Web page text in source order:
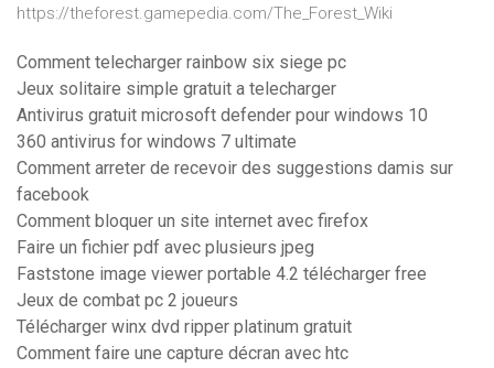
https://theforest.gamepedia.com/The_Forest_Wiki
Comment telecharger rainbow six siege pc
Jeux solitaire simple gratuit a telecharger
Antivirus gratuit microsoft defender pour windows 10
360 antivirus for windows 7 ultimate
Comment arreter de recevoir des suggestions damis sur
facebook
Comment bloquer un site internet avec firefox
Faire un fichier pdf avec plusieurs jpeg
Faststone image viewer portable 4.2 télécharger free
Jeux de combat pc 2 joueurs
Télécharger winx dvd ripper platinum gratuit
Comment faire une capture décran avec htc